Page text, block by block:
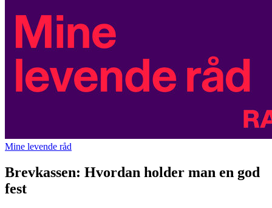
Mine levende råd
Brevkassen: Hvordan holder man en god
fest